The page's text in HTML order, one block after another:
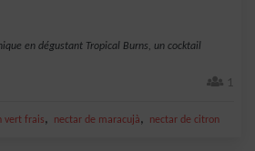
en dégustant Tropical Burns, un cocktail
1
vert frais, nectar de maracujà, nectar de citron